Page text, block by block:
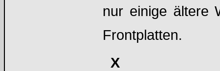
nur einige ältere
Frontplatten.
X